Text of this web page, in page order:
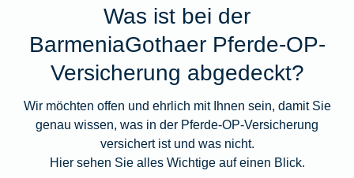
Was ist bei der
BarmeniaGothaer Pferde-OP-
Versicherung abgedeckt?
Wir möchten offen und ehrlich mit Ihnen sein, damit Sie
genau wissen, was in der Pferde-OP-Versicherung
versichert ist und was nicht.
Hier sehen Sie alles Wichtige auf einen Blick.